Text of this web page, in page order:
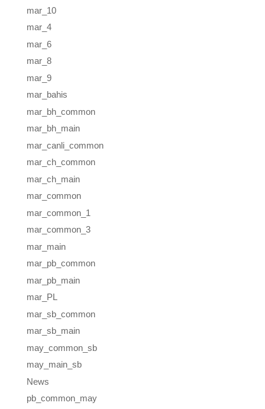
mar_10
mar_4
mar_6
mar_8
mar_9
mar_bahis
mar_bh_common
mar_bh_main
mar_canli_common
mar_ch_common
mar_ch_main
mar_common
mar_common_1
mar_common_3
mar_main
mar_pb_common
mar_pb_main
mar_PL
mar_sb_common
mar_sb_main
may_common_sb
may_main_sb
News
pb_common_may